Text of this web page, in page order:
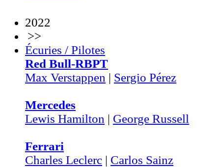
2022
>>
Écuries / Pilotes
Red Bull-RBPT
Max Verstappen | Sergio Pérez
Mercedes
Lewis Hamilton | George Russell
Ferrari
Charles Leclerc | Carlos Sainz